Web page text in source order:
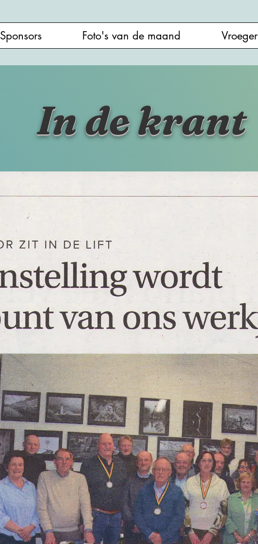
Sponsors Foto's van de maand Vroeger
In de krant